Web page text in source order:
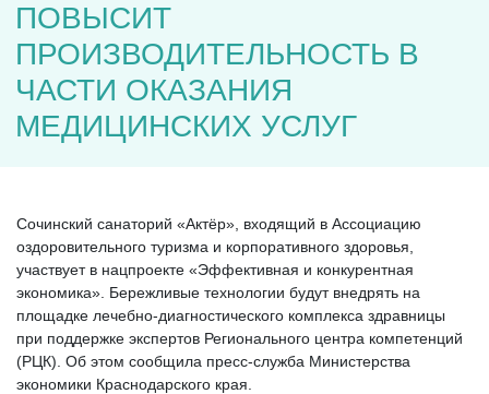
ПОВЫСИТ
ПРОИЗВОДИТЕЛЬНОСТЬ В
ЧАСТИ ОКАЗАНИЯ
МЕДИЦИНСКИХ УСЛУГ
Сочинский санаторий «Актёр», входящий в Ассоциацию
оздоровительного туризма и корпоративного здоровья,
участвует в нацпроекте «Эффективная и конкурентная
экономика». Бережливые технологии будут внедрять на
площадке лечебно-диагностического комплекса здравницы
при поддержке экспертов Регионального центра компетенций
(РЦК). Об этом сообщила пресс-служба Министерства
экономики Краснодарского края.